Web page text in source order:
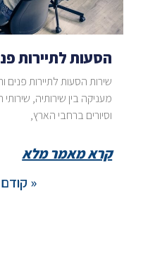
הסעות לתיירות
שירות הסעות לתיירות פנים
מעניקה בין שירותיה,
וסיורים ברחבי הארץ,
קרא מאמר מלא
« קודם